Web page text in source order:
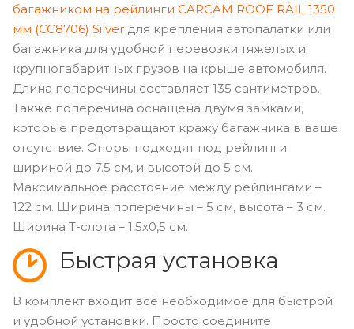
багажником на рейлинги CARCAM ROOF RAIL 1350
мм (CC8706) Silver для крепления автопалатки или
багажника для удобной перевозки тяжелых и
крупногабаритных грузов на крыше автомобиля.
Длина поперечины составляет 135 сантиметров.
Также поперечина оснащена двумя замками,
которые предотвращают кражу багажника в ваше
отсутствие. Опоры подходят под рейлинги
шириной до 7.5 см, и высотой до 5 см.
Максимальное расстояние между рейлингами –
122 см. Ширина поперечины – 5 см, высота – 3 см.
Ширина Т-слота – 1,5х0,5 см.
Быстрая установка
В комплект входит всё необходимое для быстрой
и удобной установки. Просто соедините